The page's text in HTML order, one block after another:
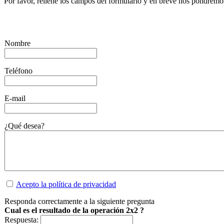
Nombre
Teléfono
E-mail
¿Qué desea?
Acepto la política de privacidad
Responda correctamente a la siguiente pregunta
Cual es el resultado de la operación 2x2 ?
Respuesta: